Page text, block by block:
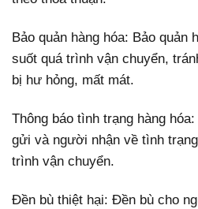
Bảo quản hàng hóa: Bảo quản
suốt quá trình vận chuyển,
bị hư hỏng, mất mát.
Thông báo tình trạng hàng
gửi và người nhận về tình
trình vận chuyển.
Đền bù thiệt hại: Đền bù cho